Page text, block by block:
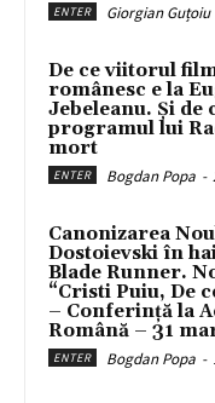
ENTER Giorgian Guțoiu
De ce viitorul
românesc e la
Jebeleanu. Și de
programul lui
mort
ENTER Bogdan Popa -
Canonizarea
Dostoievski în
Blade Runner.
“Cristi Puiu, De
– Conferință la
Română – 31
ENTER Bogdan Popa -